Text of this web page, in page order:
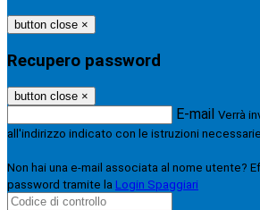
button close ×
Recupero password
button close ×
E-mail Verrà
all'indirizzo indicato con le istruzioni
Non hai una e-mail associata al nome utente?
password tramite la Login Spaggiari